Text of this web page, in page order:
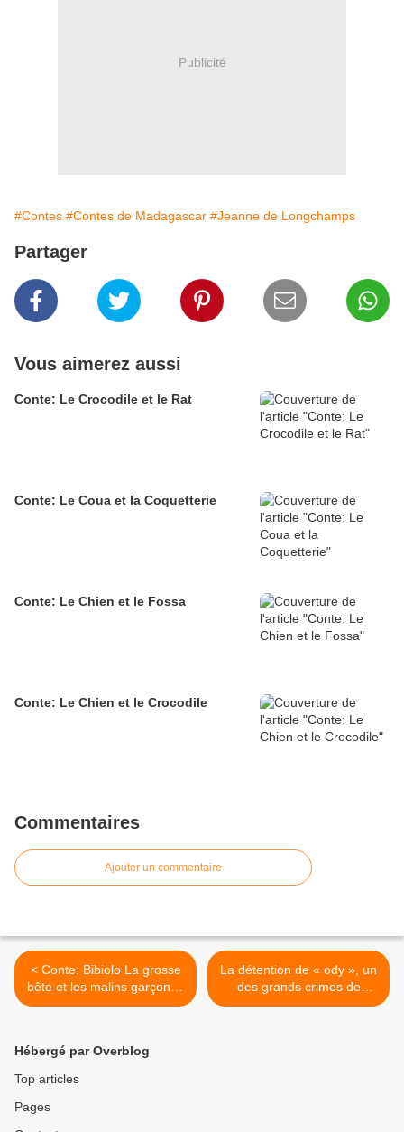
Publicité
#Contes #Contes de Madagascar #Jeanne de Longchamps
Partager
Vous aimerez aussi
Conte: Le Crocodile et le Rat
Conte: Le Coua et la Coquetterie
Conte: Le Chien et le Fossa
Conte: Le Chien et le Crocodile
Commentaires
Ajouter un commentaire
< Conte: Bibiolo La grosse
bête et les malins garçons -
Jeanne de Longchamps
La détention de « ody », un
des grands crimes de
l’Imerina >
Hébergé par Overblog
Top articles
Pages